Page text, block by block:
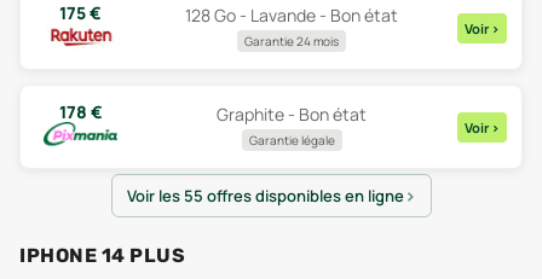
175€ 128 Go - Lavande - Bon état
Garantie 24 mois
Voir >
178 € Graphite - Bon état
Garantie légale
Voir >
Voir les 55 offres disponibles en ligne
IPHONE 14 PLUS